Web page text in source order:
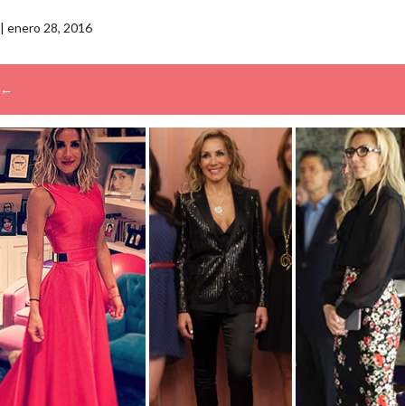
| enero 28, 2016
←
→